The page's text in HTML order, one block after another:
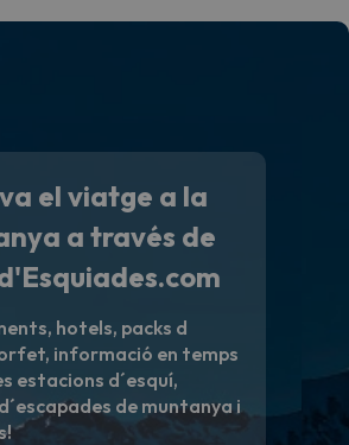
el viatge a la
a través de
hotels, packs d
informació en temps
estacions d´esquí,
de muntanya i